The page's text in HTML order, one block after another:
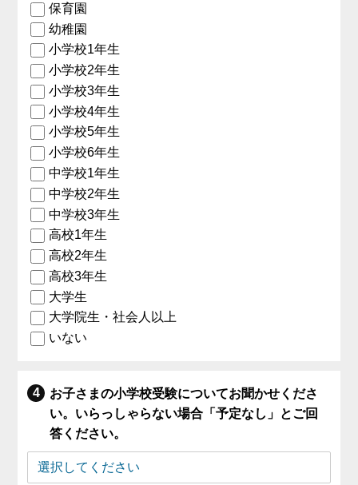
保育園
幼稚園
小学校1年生
小学校2年生
小学校3年生
小学校4年生
小学校5年生
小学校6年生
中学校1年生
中学校2年生
中学校3年生
高校1年生
高校2年生
高校3年生
大学生
大学院生・社会人以上
いない
お子さまの小学校受験についてお聞かせくださ
い。いらっしゃらない場合「予定なし」とご回
答ください。